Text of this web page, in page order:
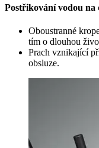
Postřikování vodou na
Oboustranné
tím o dlouhou
Prach vznikající
obsluze.